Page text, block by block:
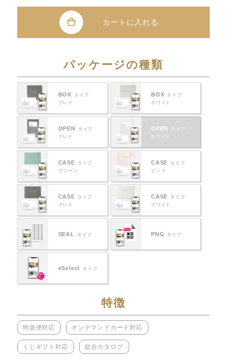
カートに入れる
パッケージの種類
BOX
タイプ
グレイ
BOX タイプ
ホワイト
OPEN
タイプ
グレイ
OPEN
タイプ
ホワイト
CASE
タイプ
グリーン
CASE
タイプ
ピンク
CASE
タイプ
グレイ
CASE
タイプ
ホワイト
SEAL タイプ PNG タイプ
eSelect タイプ
特徴
特急便対応 オンデマンドカード対応
くじギフト対応 総合カタログ